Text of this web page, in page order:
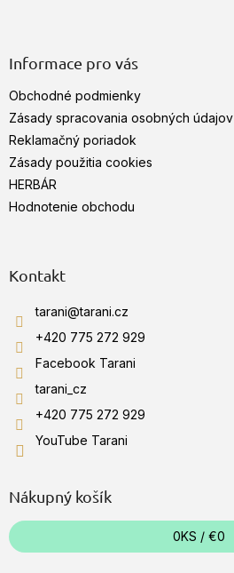
Informace pro vás
Obchodné podmienky
Zásady spracovania osobných údajov
Reklamačný poriadok
Zásady použitia cookies
HERBÁR
Hodnotenie obchodu
Kontakt
tarani@tarani.cz
+420 775 272 929
Facebook Tarani
tarani_cz
+420 775 272 929
YouTube Tarani
Nákupný košík
0KS / €0